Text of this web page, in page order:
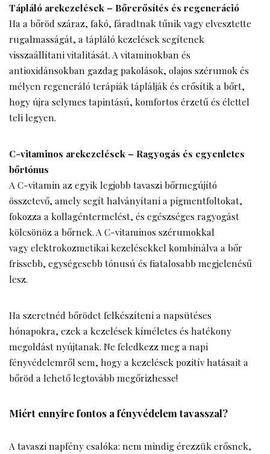
Tápláló arckezelések – Bőrerősítés és regeneráció
Ha a bőröd száraz, fakó, fáradtnak tűnik vagy elvesztette
rugalmasságát, a tápláló kezelések segítenek
visszaállítani vitalitását. A vitaminokban és
antioxidánsokban gazdag pakolások, olajos szérumok és
mélyen regeneráló terápiák táplálják és erősítik a bőrt,
hogy újra selymes tapintású, komfortos érzetű és élettel
teli legyen.
C-vitaminos arckezelések – Ragyogás és egyenletes
bőrtónus
A C-vitamin az egyik legjobb tavaszi bőrmegújító
összetevő, amely segít halványítani a pigmentfoltokat,
fokozza a kollagéntermelést, és egészséges ragyogást
kölcsönöz a bőrnek. A C-vitaminos szérumokkal
vagy elektrokozmetikai kezelésekkel kombinálva a bőr
frissebb, egységesebb tónusú és fiatalosabb megjelenésű
lesz.
Ha szeretnéd bőrödet felkészíteni a napsütéses
hónapokra, ezek a kezelések kíméletes és hatékony
megoldást nyújtanak. Ne feledkezz meg a napi
fényvédelemről sem, hogy a kezelések pozitív hatásait a
bőröd a lehető legtovább megőrizhesse!
Miért ennyire fontos a fényvédelem tavasszal?
A tavaszi napfény csalóka: nem mindig érezzük erősnek,